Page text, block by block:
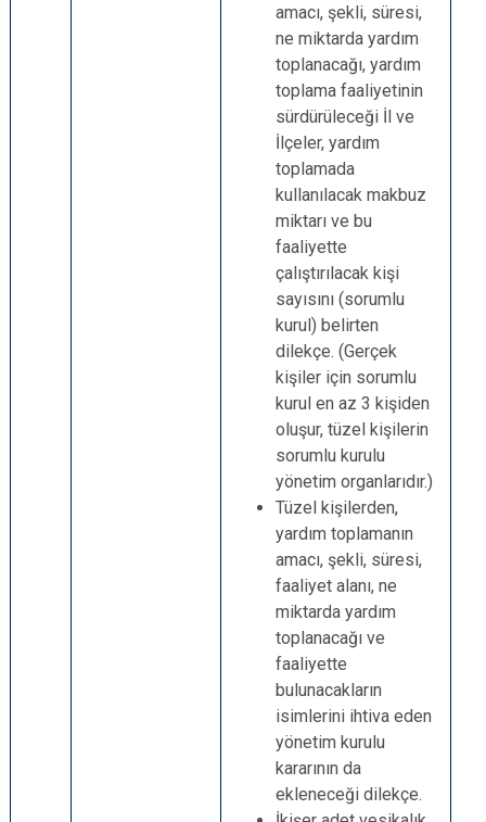
amacı, şekli, süresi,
ne miktarda yardım
toplanacağı, yardım
toplama faaliyetinin
sürdürüleceği İl ve
İlçeler, yardım
toplamada
kullanılacak makbuz
miktarı ve bu
faaliyette
çalıştırılacak kişi
sayısını (sorumlu
kurul) belirten
dilekçe. (Gerçek
kişiler için sorumlu
kurul en az 3 kişiden
oluşur, tüzel kişilerin
sorumlu kurulu
yönetim organlarıdır.)
Tüzel kişilerden,
yardım toplamanın
amacı, şekli, süresi,
faaliyet alanı, ne
miktarda yardım
toplanacağı ve
faaliyette
bulunacakların
isimlerini ihtiva eden
yönetim kurulu
kararının da
ekleneceği dilekçe.